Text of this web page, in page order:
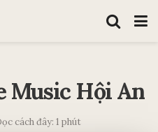
Music Hội An
cách đây: 1 phút